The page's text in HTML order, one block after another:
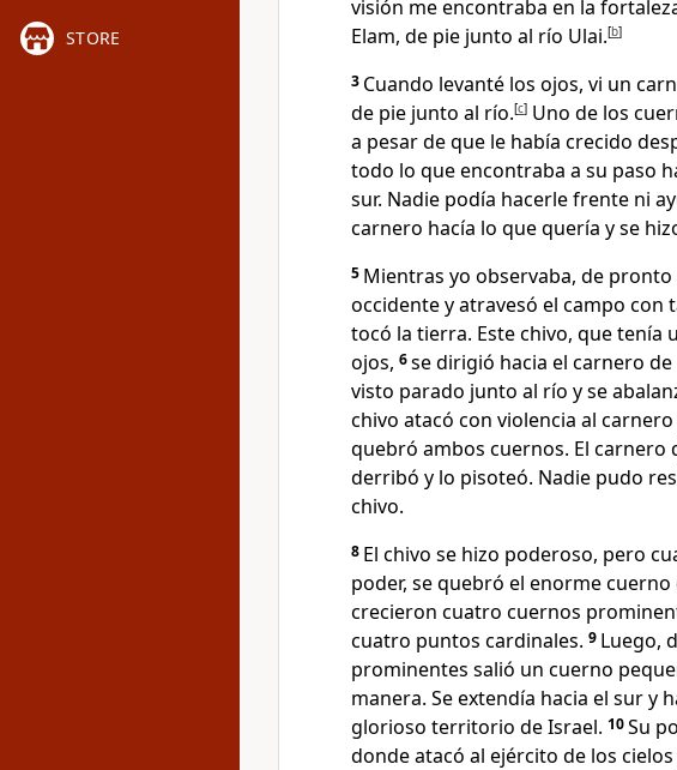
STORE
visión me encontraba en la
Elam, de pie junto al río Ulai.[b]
3 Cuando levanté los ojos, vi un
de pie junto al río.[c] Uno de los
a pesar de que le había crecido
todo lo que encontraba a su paso
sur. Nadie podía hacerle frente ni
carnero hacía lo que quería y se
5 Mientras yo observaba, de
occidente y atravesó el campo con
tocó la tierra. Este chivo, que tenía
ojos, 6se dirigió hacia el carnero
visto parado junto al río y se
chivo atacó con violencia al
quebró ambos cuernos. El carnero
derribó y lo pisoteó. Nadie pudo
chivo.
8 El chivo se hizo poderoso, pero
poder, se quebró el enorme
crecieron cuatro cuernos
cuatro puntos cardinales. 9 Luego,
prominentes salió un cuerno
manera. Se extendía hacia el sur y
glorioso territorio de Israel. 10Su
donde atacó al ejército de los